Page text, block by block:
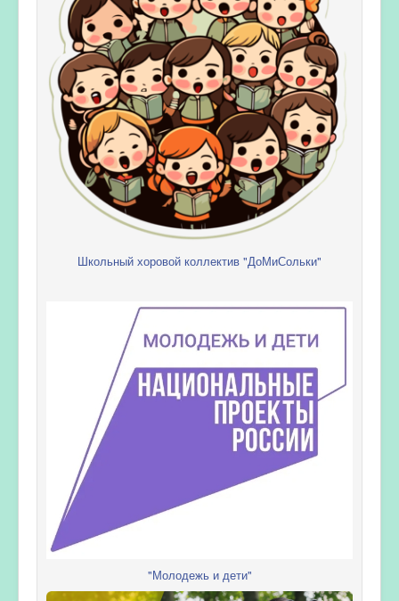
Школьный хоровой коллектив "ДоМиСольки"
"Молодежь и дети"